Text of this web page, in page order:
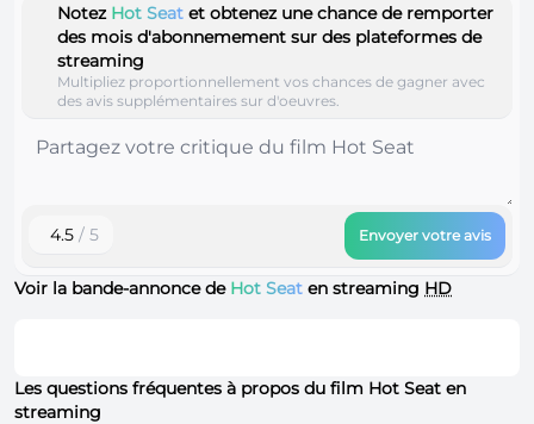
Notez Hot Seat et obtenez une chance de remporter
des mois d'abonnemement sur des plateformes de
streaming
Multipliez proportionnellement vos chances de gagner avec
des avis supplémentaires sur d'oeuvres.
4.5 / 5 Envoyer votre avis
Voir la bande-annonce de Hot Seat en streaming HD
Les questions fréquentes à propos du film Hot Seat en
streaming